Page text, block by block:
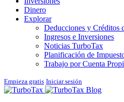
Dinero
Explorar
Deducciones y Créditos
Ingresos e Inversiones
Noticias TurboTax
Planificación de
Trabajo por Cuenta
Empieza gratis Iniciar sesión
Blog